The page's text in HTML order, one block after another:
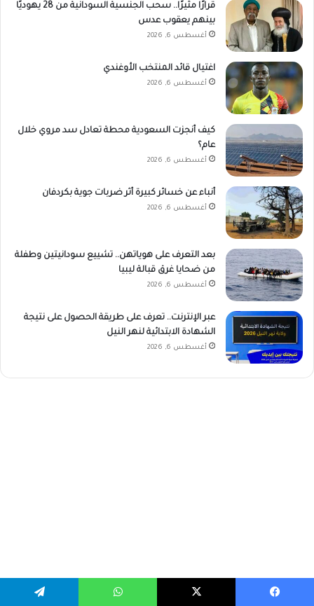
قرارًا مثيرًا.. سحب الجنسية السودانية من 28 يهوديًا
بينهم يعقوب عدس
أغسطس 6, 2026
اغتيال قائد المنتخب الأوغندي
أغسطس 6, 2026
كيف أنجزت السعودية محطة تعادل سد مروي خلال
عام؟
أغسطس 6, 2026
أنباء عن خسائر كبيرة أثر ضربات جوية بكردفان
أغسطس 6, 2026
بعد التعرف على هوياتهن.. تشييع سودانيتين وطفلة
من ضحايا غرق قبالة ليبيا
أغسطس 6, 2026
عبر الإنترنت.. تعرف على طريقة الحصول على نتيجة
الشهادة الابتدائية لنهر النيل
أغسطس 6, 2026